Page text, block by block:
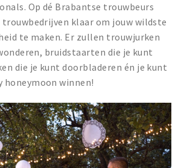
Op dé Brabantse trouwbeurs
trouwbedrijven klaar om jouw wildste
te maken. Er zullen trouwjurken
bruidstaarten die je kunt
die je kunt doorbladeren én je kunt
honeymoon winnen!